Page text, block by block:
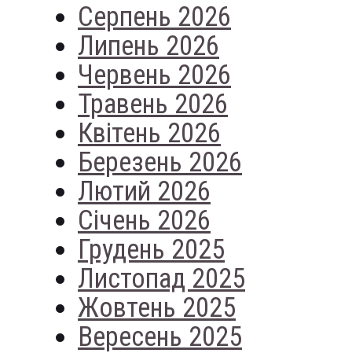
Серпень 2026
Липень 2026
Червень 2026
Травень 2026
Квітень 2026
Березень 2026
Лютий 2026
Січень 2026
Грудень 2025
Листопад 2025
Жовтень 2025
Вересень 2025